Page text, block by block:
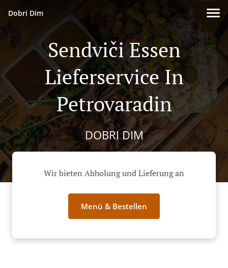
Dobri Dim
Sendviči Essen
Lieferservice In
Petrovaradin
DOBRI DIM
Wir bieten Abholung und Lieferung an
Menü & Bestellen